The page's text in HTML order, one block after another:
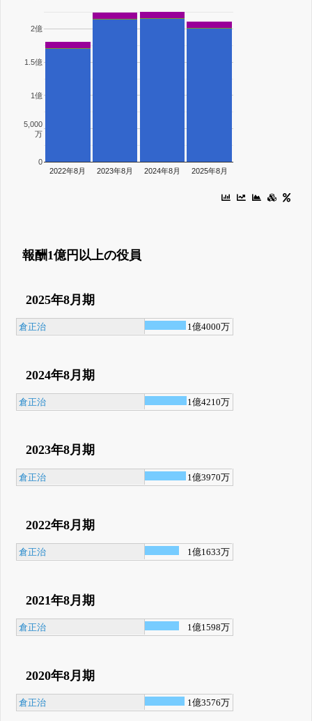
2022年8月 2023年8月 2024年8月 2025年8月
0
5,000
万
1億
1.5億
2億
報酬1億円以上の役員
2025年8月期
倉正治 1億4000万
2024年8月期
倉正治 1億4210万
2023年8月期
倉正治 1億3970万
2022年8月期
倉正治 1億1633万
2021年8月期
倉正治 1億1598万
2020年8月期
倉正治 1億3576万